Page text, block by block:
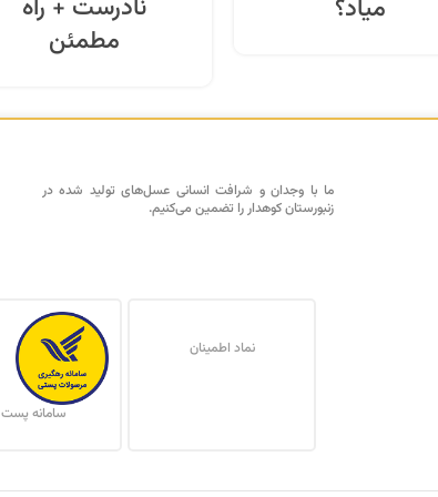
میاد؟
نادرست + راه
مطمئن
ما با وجدان و شرافت انسانی عسل‌های تولید شده در
زنبورستان کوهدار را تضمین می‌کنیم.
نماد اطمینان
سامانه پست